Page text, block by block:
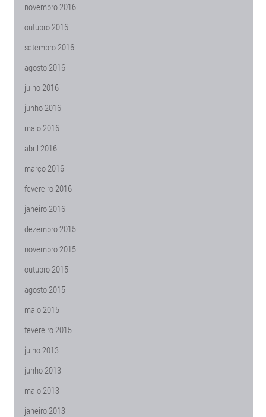
novembro 2016
outubro 2016
setembro 2016
agosto 2016
julho 2016
junho 2016
maio 2016
abril 2016
março 2016
fevereiro 2016
janeiro 2016
dezembro 2015
novembro 2015
outubro 2015
agosto 2015
maio 2015
fevereiro 2015
julho 2013
junho 2013
maio 2013
janeiro 2013